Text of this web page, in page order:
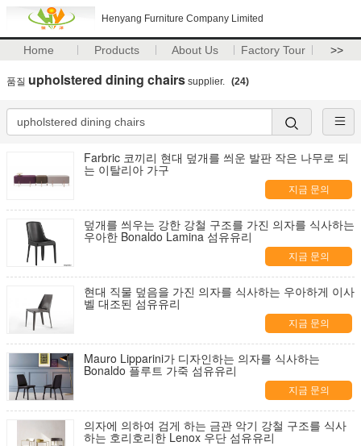
Henyang Furniture Company Limited
Home Products About Us Factory Tour >>
품질 upholstered dining chairs supplier. (24)
Farbric 코끼리 현대 덮개를 씌운 발판 작은 나무로 되
는 이탈리아 가구
지금 문의
덮개를 씌우는 강한 강철 구조를 가진 의자를 식사하는
우아한 Bonaldo Lamina 섬유유리
지금 문의
현대 직물 덮음을 가진 의자를 식사하는 우아하게 이사
벨 대조된 섬유유리
지금 문의
Mauro Lipparini가 디자인하는 의자를 식사하는
Bonaldo 플루트 가죽 섬유유리
지금 문의
의자에 의하여 검게 하는 금관 악기 강철 구조를 식사
하는 호리호리한 Lenox 우단 섬유유리